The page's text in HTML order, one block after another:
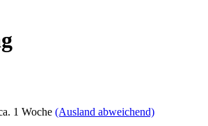
1 Woche (Ausland abweichend)